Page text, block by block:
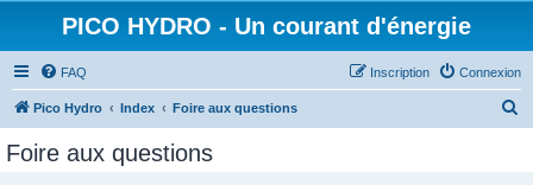
PICO HYDRO - Un courant d'énergie
FAQ Connexion
Inscription
Pico Hydro Index Foire aux questions
Foire aux questions